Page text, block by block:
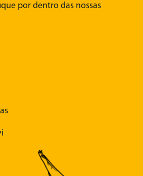
por dentro das nossas